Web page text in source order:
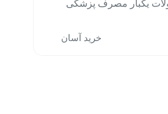
یکبار مصرف پزشکی
خرید آسان